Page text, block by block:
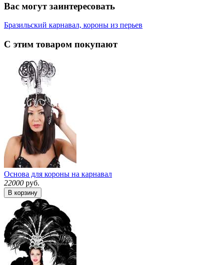
Вас могут заинтересовать
Бразильский карнавал, короны из перьев
С этим товаром покупают
Основа для короны на карнавал
22000 руб.
В корзину